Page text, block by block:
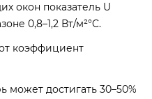
окон показатель U
0,8–1,2 Вт/м²°C.
коэффициент
может достигать 30–50%